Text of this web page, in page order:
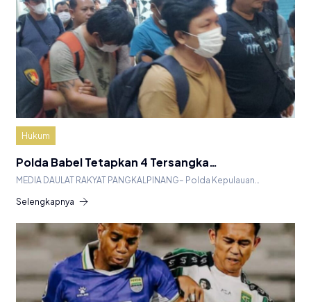
Hukum
Polda Babel Tetapkan 4 Tersangka…
MEDIA DAULAT RAKYAT PANGKALPINANG– Polda Kepulauan…
Selengkapnya